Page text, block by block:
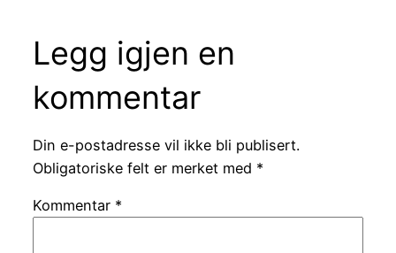
Legg igjen en
kommentar
Din e-postadresse vil ikke bli publisert.
Obligatoriske felt er merket med *
Kommentar *